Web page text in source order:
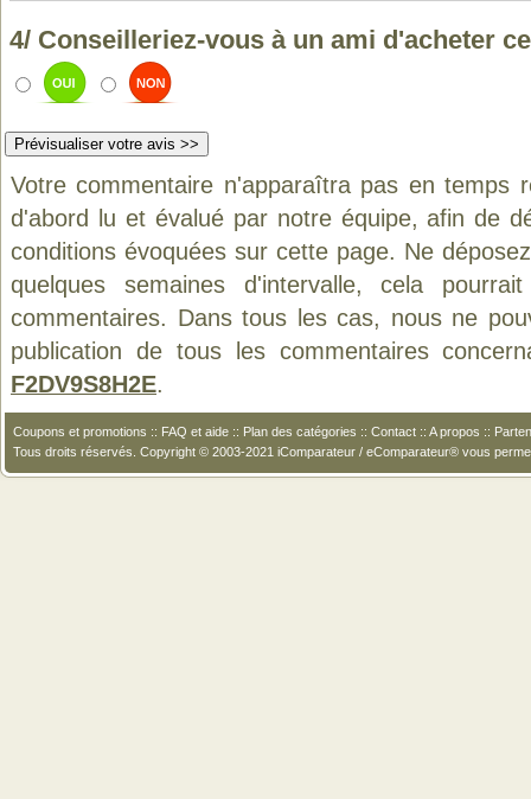
4/ Conseilleriez-vous à un ami d'acheter
Votre commentaire n'apparaîtra pas en temps
d'abord lu et évalué par notre équipe, afin de
conditions évoquées sur cette page. Ne
quelques semaines d'intervalle, cela
commentaires. Dans tous les cas, nous ne
publication de tous les commentaires
F2DV9S8H2E.
Coupons et promotions :: FAQ et aide :: Plan des catégories :: Contact :: A propos ::
Tous droits réservés. Copyright © 2003-2021 iComparateur / eComparateur® vous